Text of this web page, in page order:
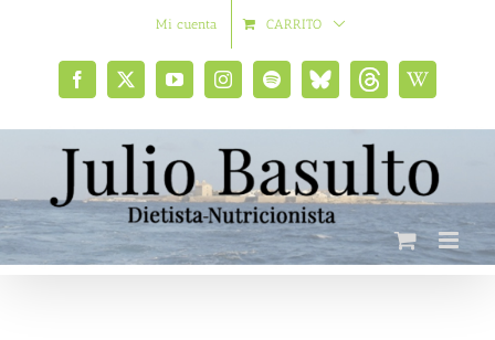
Mi cuenta CARRITO
Facebook
X YouTubeInstagramSpotifyBluesky
social
ThreadsWikipedia